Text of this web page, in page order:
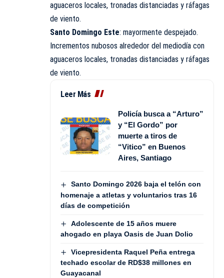
aguaceros locales, tronadas distanciadas y ráfagas
de viento.
Santo Domingo Este: mayormente despejado.
Incrementos nubosos alrededor del mediodía con
aguaceros locales, tronadas distanciadas y ráfagas
de viento.
Leer Más
Policía busca a “Arturo”
y “El Gordo” por
muerte a tiros de
“Vitico” en Buenos
Aires, Santiago
Santo Domingo 2026 baja el telón con
homenaje a atletas y voluntarios tras 16
días de competición
Adolescente de 15 años muere
ahogado en playa Oasis de Juan Dolio
Vicepresidenta Raquel Peña entrega
techado escolar de RD$38 millones en
Guayacanal